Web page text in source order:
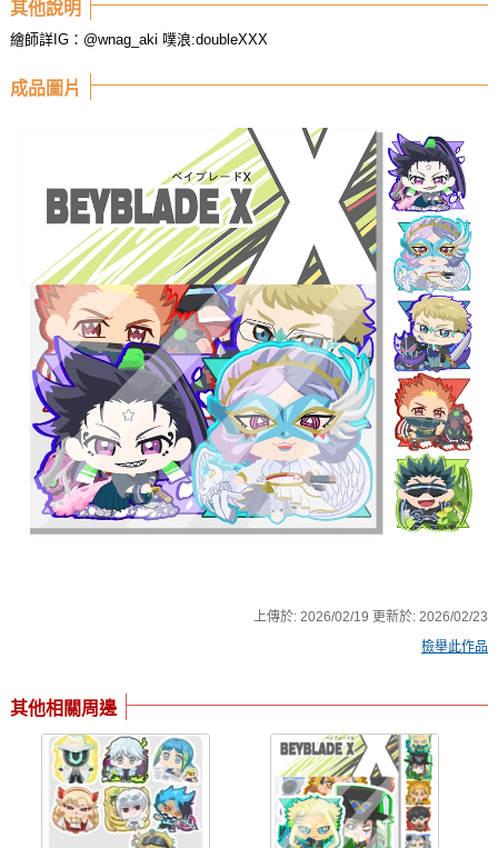
其他說明
繪師詳IG：@wnag_aki 噗浪:doubleXXX
成品圖片
上傳於:2026/02/19 更新於:2026/02/23
檢舉此作品
其他相關周邊